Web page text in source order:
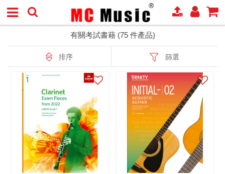
有關考試書藉 (75 件產品)
排序 篩選